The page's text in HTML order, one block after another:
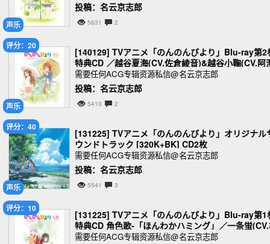
声乐
投稿：名云京志郎
5631 2
声乐
评分：20
[140129] TVアニメ「のんのんびより」Blu-ray第2
特典CD ／越谷夏海(CV.佐倉綾音)&越谷小鞠(CV.阿
佳奈) [320K+BK]
需要任何ACG专辑资源私信@名云京志郎
投稿：名云京志郎
5410 2
声乐
评分：40
[131225] TVアニメ「のんのんびより」オリジナル
ウンドトラック [320K+BK] CD2枚
需要任何ACG专辑资源私信@名云京志郎
投稿：名云京志郎
5541 3
评分：10
[131225] TVアニメ「のんのんびより」Blu-ray第1
特典CD 角色歌-「ほんわかハミング」／一条蛍
川梨衣) [320K+BK]
需要任何ACG专辑资源私信@名云京志郎